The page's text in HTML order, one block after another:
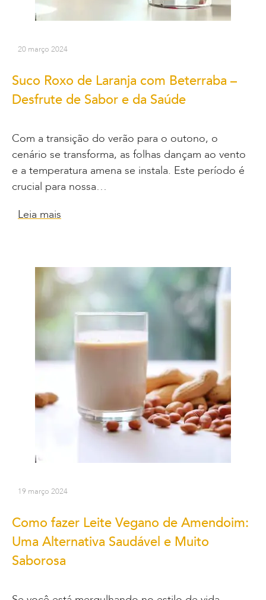
20 março 2024
Suco Roxo de Laranja com Beterraba –
Desfrute de Sabor e da Saúde
Com a transição do verão para o outono, o
cenário se transforma, as folhas dançam ao vento
e a temperatura amena se instala. Este período é
crucial para nossa…
Leia mais
19 março 2024
Como fazer Leite Vegano de Amendoim:
Uma Alternativa Saudável e Muito
Saborosa